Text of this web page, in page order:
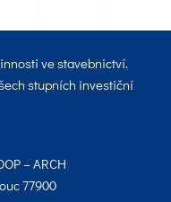
ve stavebnictví.
stupních investiční
– ARCH
77900